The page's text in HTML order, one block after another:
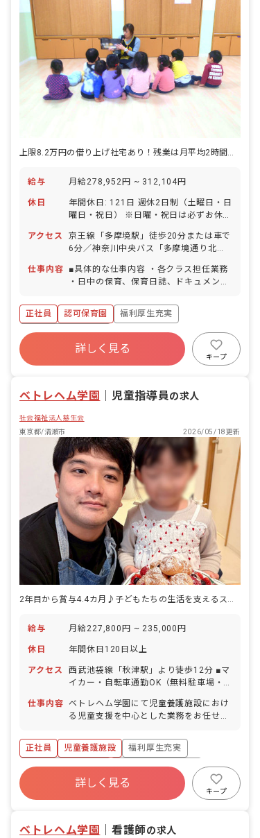
上限8.2万円の借り上げ社宅あり！残業は月平均2時間・持ち帰りほぼなし
給与 月給278,952円 ~ 312,104円
休日
年間休日: 121日 週休2日制（土曜日・日
曜日・祝日） ※日曜・祝日は必ずお休み
でお休みが可能です。 【年間休日121日
／リフレッシュ休暇含む】 リフレッシュ
休暇（6日間） ※入職してすぐ取得で
きます。 年末年始休暇（12/29～1/3）
可／連休OK） ※有休が取りやすく自由
度が高い為、職員の満足度も高いのが当
育児休暇（取得率100％・復帰率90％）
介護・看護休暇 ※お休みの相談もしやす
く自由に取れることで職員の満足度が高
アクセス
京王線「多摩境駅」徒歩20分または車で
6分／神奈川中央バス「多摩境通り北」
ク・自転車通勤OK
仕事内容
■具体的な仕事内容 ・各クラス担任業務
・日中の保育、保育日誌、ドキュメンテ
ど ・保育計画の作成（年案、月案、週
案） ・行事や係などの準備 ・保護者対
応や子育て支援に向けての準備 ■保育理
念 子ども1人ひとりを大切にして、温か
い愛情のこもった保育を行ない、保護者
「やさしいこころ」「がまんづよいこ」
い、1人ひとりの個性を大切に伸ばして
正社員 認可保育園
福利厚生充実
ボーナス・賞与あり
寮・住宅・家賃補助あり
社会保険完備
昇給昇進あり
詳しく見る
キープ
ベトレヘム学園 ｜児童指導員の求人
社会福祉法人慈生会
東京都/清瀬市
2026/05/18更新
2年目から賞与4.4カ月♪子どもたちの生活を支えるスタッフを募集中です
給与 月給227,800円 ~ 235,000円
休日 年間休日120日以上
アクセス
西武池袋線「秋津駅」より徒歩12分 ■マ
イカー・自転車通勤OK（無料駐車場・
仕事内容
ベトレヘム学園にて児童養護施設におけ
る児童支援を中心とした業務をお任せし
正社員
児童養護施設
福利厚生充実
ボーナス・賞与あり
年間休日120日以上
寮・住宅・家賃補助あり
社会保険完備
詳しく見る
キープ
ベトレヘム学園 ｜看護師の求人